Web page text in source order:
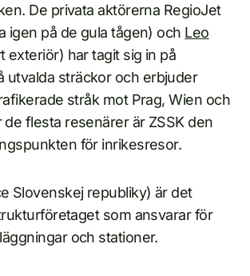
De privata aktörerna RegioJet
igen på de gula tågen) och Leo
exteriör) har tagit sig in på
utvalda sträckor och erbjuder
stråk mot Prag, Wien och
de flesta resenärer är ZSSK den
för inrikesresor.
Slovenskej republiky) är det
som ansvarar för
och stationer.